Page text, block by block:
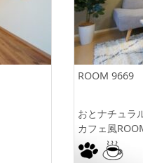
ROOM 9669
おとナ
カフェ風